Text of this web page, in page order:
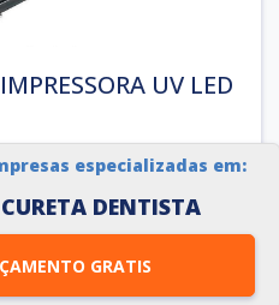
especializadas em:
DENTISTA
REALIZE UM ORÇAMENTO GRATIS
UV LED
setores e comércios, as
uma impressão em alta
riqueza de detalhes,
material utilizado, que pode